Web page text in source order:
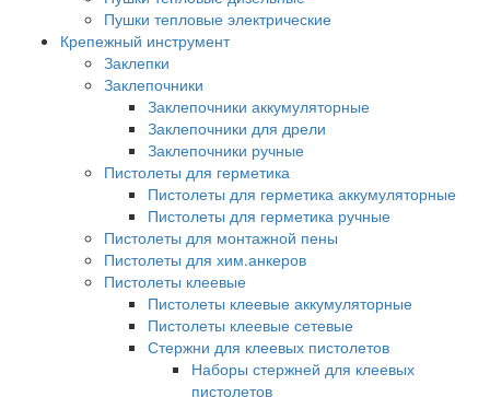
Пушки тепловые электрические
Крепежный инструмент
Заклепки
Заклепочники
Заклепочники аккумуляторные
Заклепочники для дрели
Заклепочники ручные
Пистолеты для герметика
Пистолеты для герметика аккумуляторные
Пистолеты для герметика ручные
Пистолеты для монтажной пены
Пистолеты для хим.анкеров
Пистолеты клеевые
Пистолеты клеевые аккумуляторные
Пистолеты клеевые сетевые
Стержни для клеевых пистолетов
Наборы стержней для клеевых
пистолетов